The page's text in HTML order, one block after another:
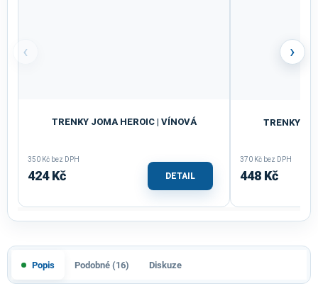
‹
TRENKY JOMA HEROIC | VÍNOVÁ
350 Kč bez DPH
424 Kč DETAIL
TRENKY
370 Kč bez DPH
448 Kč
›
Popis Podobné (16) Diskuze